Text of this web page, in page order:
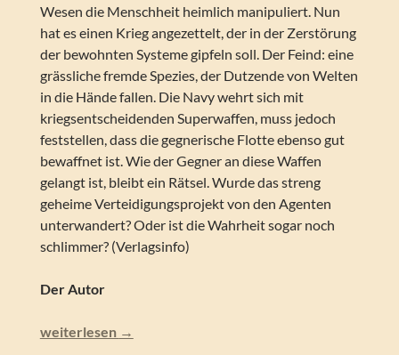
Wesen die Menschheit heimlich manipuliert. Nun
hat es einen Krieg angezettelt, der in der Zerstörung
der bewohnten Systeme gipfeln soll. Der Feind: eine
grässliche fremde Spezies, der Dutzende von Welten
in die Hände fallen. Die Navy wehrt sich mit
kriegsentscheidenden Superwaffen, muss jedoch
feststellen, dass die gegnerische Flotte ebenso gut
bewaffnet ist. Wie der Gegner an diese Waffen
gelangt ist, bleibt ein Rätsel. Wurde das streng
geheime Verteidigungsprojekt von den Agenten
unterwandert? Oder ist die Wahrheit sogar noch
schlimmer? (Verlagsinfo)
Der Autor
Peter F. Hamilton – Der entfesselte Judas
weiterlesen →